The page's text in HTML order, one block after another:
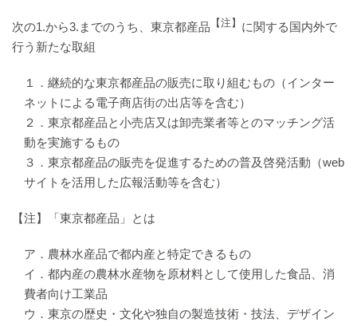
次の1.から3.までのうち、東京都産品 【注】 に関する国内外で
行う新たな取組
１．継続的な東京都産品の販売に取り組むもの（インター
ネットによる電子商店街の出店等を含む）
２．東京都産品と小売店又は卸売業者等とのマッチング活
動を実施するもの
３．東京都産品の販売を促進するための普及啓発活動（web
サイトを活用した広報活動等を含む）
【注】「東京都産品」とは
ア．農林水産品で都内産と特定できるもの
イ．都内産の農林水産物を原材料として使用した食品、消
費者向け工業品
ウ．東京の歴史・文化や独自の製造技術・技法、デザイン